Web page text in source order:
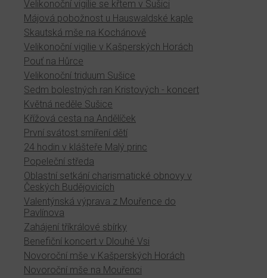
Velikonoční vigilie se křtem v Sušici
Májová pobožnost u Hauswaldské kaple
Skautská mše na Kochánově
Velikonoční vigilie v Kašperských Horách
Pouť na Hůrce
Velikonoční triduum Sušice
Sedm bolestných ran Kristových - koncert
Květná neděle Sušice
Křížová cesta na Andělíček
První svátost smíření dětí
24 hodin v klášteře Malý princ
Popeleční středa
Oblastní setkání charismatické obnovy v
Českých Budějovicích
Valentýnská výprava z Mouřence do
Pavlínova
Zahájení tříkrálové sbírky
Benefiční koncert v Dlouhé Vsi
Novoroční mše v Kašperských Horách
Novoroční mše na Mouřenci